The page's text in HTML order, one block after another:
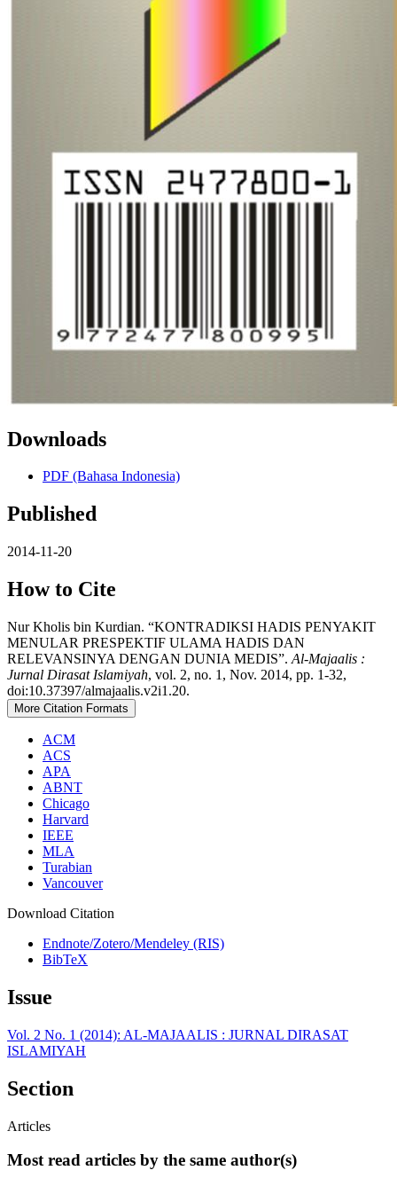
Downloads
PDF (Bahasa Indonesia)
Published
2014-11-20
How to Cite
Nur Kholis bin Kurdian. “KONTRADIKSI HADIS PENYAKIT
MENULAR PRESPEKTIF ULAMA HADIS DAN
RELEVANSINYA DENGAN DUNIA MEDIS”. Al-Majaalis :
Jurnal Dirasat Islamiyah, vol. 2, no. 1, Nov. 2014, pp. 1-32,
doi:10.37397/almajaalis.v2i1.20.
More Citation Formats
ACM
ACS
APA
ABNT
Chicago
Harvard
IEEE
MLA
Turabian
Vancouver
Download Citation
Endnote/Zotero/Mendeley (RIS)
BibTeX
Issue
Vol. 2 No. 1 (2014): AL-MAJAALIS : JURNAL DIRASAT
ISLAMIYAH
Section
Articles
Most read articles by the same author(s)